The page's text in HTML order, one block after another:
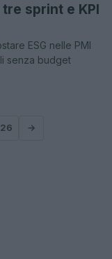
sprint e KPI
ESG nelle PMI
senza budget
26 →